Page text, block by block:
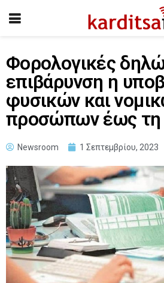
Φορολογικές
επιβάρυνση η
φυσικών και
προσώπων έως τη
Newsroom 1 Σεπτεμβρίου, 2023